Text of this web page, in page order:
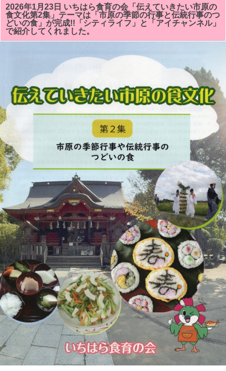
は
皆
さ
ん
に
喜
教
育
委
員
会
の
教
育
長
の
ご
「伝
え
て
い
き
た
い
の
食
文
化・
第
2
集」
の
寄
贈
式
を
し
て
い
た
だ
ま
し
た！！
は
2026年1月23日 いちはら食育の会「伝えていきたい市原の
食文化第2集」テーマは「市原の季節の行事と伝統行事のつ
どいの食」が完成!!「シティライフ」と「アイチャンネル」
で紹介してくれました。